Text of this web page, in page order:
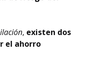
, existen dos
el ahorro